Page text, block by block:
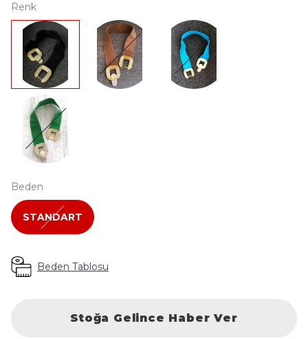
Renk
Beden
STANDART
Beden Tablosu
Stoğa Gelince Haber Ver